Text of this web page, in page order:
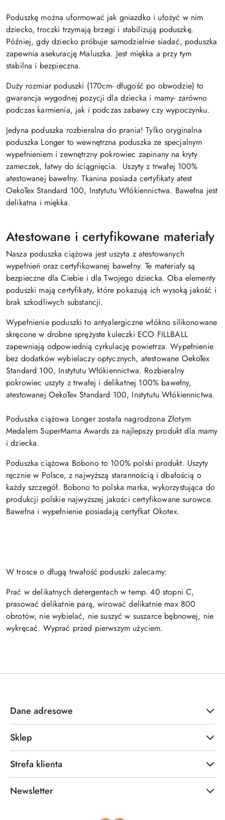
Poduszkę można uformować jak gniazdko i ułożyć w nim
dziecko, troczki trzymają brzegi i stabilizują poduszkę.
Później, gdy dziecko próbuje samodzielnie siadać, poduszka
zapewnia asekurację Maluszka. Jest miękka a przy tym
stabilna i bezpieczna.
Duży rozmiar poduszki (170cm- długość po obwodzie) to
gwarancja wygodnej pozycji dla dziecka i mamy- zarówno
podczas karmienia, jak i podczas zabawy czy wypoczynku.
Jedyna poduszka rozbieralna do prania! Tylko oryginalna
poduszka Longer to wewnętrzna poduszka ze specjalnym
wypełnieniem i zewnętrzny pokrowiec zapinany na kryty
zameczek, łatwy do ściągnięcia. Uszyty z trwałej 100%
atestowanej bawełny. Tkanina posiada certyfikaty atest
OekoTex Standard 100, Instytutu Włókiennictwa. Bawełna jest
delikatna i miękka.
Atestowane i certyfikowane materiały
Nasza poduszka ciążowa jest uszyta z atestowanych
wypełnień oraz certyfikowanej bawełny. Te materiały są
bezpieczne dla Ciebie i dla Twojego dziecka. Oba elementy
poduszki mają certyfikaty, które pokazują ich wysoką jakość i
brak szkodliwych substancji.
Wypełnienie poduszki to antyalergiczne włókno silikonowane
skręcone w drobne sprężyste kuleczki ECO FILLBALL
zapewniają odpowiednią cyrkulację powietrza. Wypełnienie
bez dodatków wybielaczy optycznych, atestowane OekoTex
Standard 100, Instytutu Włókiennictwa. Rozbieralny
pokrowiec uszyty z trwałej i delikatnej 100% bawełny,
atestowanej OekoTex Standard 100, Instytutu Włókiennictwa.
Poduszka ciążowa Longer została nagrodzona Złotym
Medalem SuperMama Awards za najlepszy produkt dla mamy
i dziecka.
Poduszka ciążowa Bobono to 100% polski produkt. Uszyty
ręcznie w Polsce, z najwyższą starannością i dbałością o
każdy szczegół. Bobono to polska marka, wykorzystująca do
produkcji polskie najwyższej jakości certyfikowane surowce.
Bawełna i wypełnienie posiadają certyfkat Okotex.
W trosce o długą trwałość poduszki zalecamy:
Prać w delikatnych detergentach w temp. 40 stopni C,
prasować delikatnie parą, wirować delikatnie max 800
obrotów, nie wybielać, nie suszyć w suszarce bębnowej, nie
wykręcać. Wyprać przed pierwszym użyciem.
Dane adresowe
Sklep
Strefa klienta
Newsletter